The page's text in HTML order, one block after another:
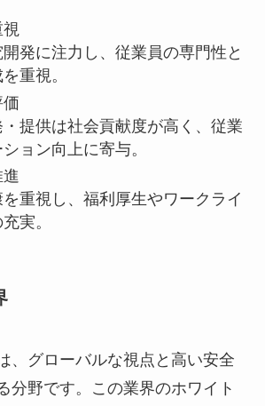
視
発に注力し、従業員の専門性と
重視。
提供は社会貢献度が高く、従業
ョン向上に寄与。
重視し、福利厚生やワークライ
実。
、グローバルな視点と高い安全
分野です。この業界のホワイト